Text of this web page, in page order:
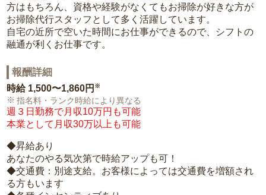
方はもちろん、資格や経験がなくてもお掃除が好きな方が
お掃除代行スタッフとして多く活躍しています。
自宅の近所で空いた時間にお仕事ができるので、シフトの
融通が利くお仕事です。
報酬詳細
時給 1,500〜1,860円 ※
指名料・ランク時給により異なる
週３日勤務で月収10万円も可能
本業として月収30万以上も可能
◆昇給あり
あなたのやる気次第で時給アップも可！
◆交通費：別途支給。お客様によっては交通費を増額され
る方もいます